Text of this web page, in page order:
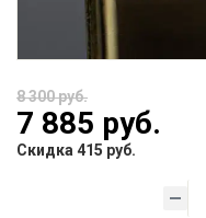
8 300 руб.
7 885 руб.
Скидка 415 руб.